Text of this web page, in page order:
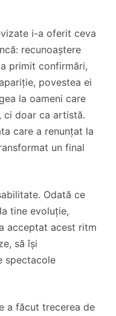
i-a oferit ceva
recunoaștere
primit confirmări,
povestea ei
la oameni care
ci doar ca artistă.
care a renunțat la
un final
Odată ce
tine evoluție,
acceptat acest ritm
să își
spectacole
a făcut trecerea de